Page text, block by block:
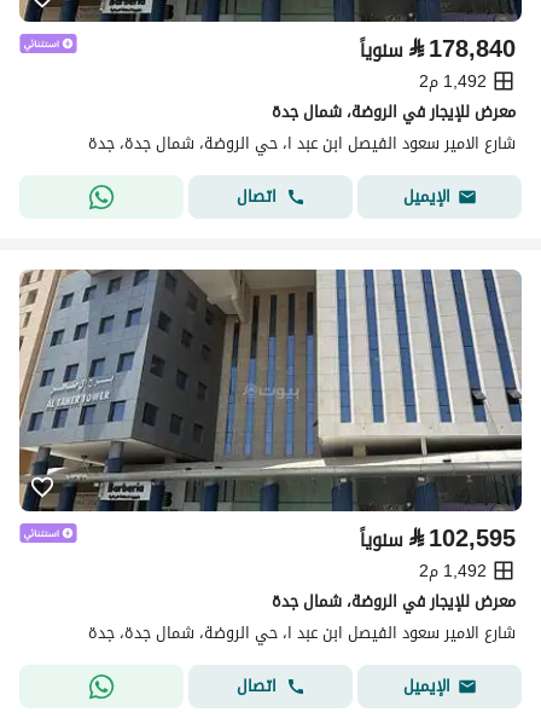
⃁178,840 سنوياً
1,492 م2
معرض للإيجار في الروضة، شمال جدة
شارع الامير سعود الفيصل ابن عبد ا، حي الروضة، شمال جدة، جدة
الإيميل
اتصال
⃁102,595 سنوياً
1,492 م2
معرض للإيجار في الروضة، شمال جدة
شارع الامير سعود الفيصل ابن عبد ا، حي الروضة، شمال جدة، جدة
الإيميل
اتصال